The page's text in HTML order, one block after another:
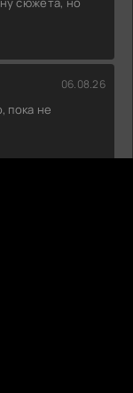
06.08.26
пока не